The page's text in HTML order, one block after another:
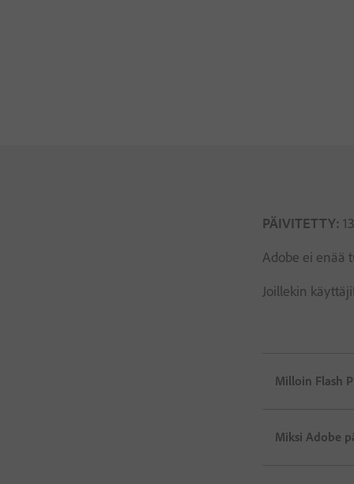
PÄIVITETTY:
Adobe ei enää
Joillekin
Milloin Flash
Miksi Adobe